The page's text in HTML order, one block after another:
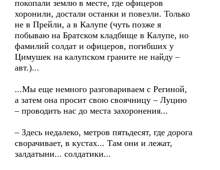
покопали землю в месте, где офицеров
хоронили, достали останки и повезли. Только
не в Прейли, а в Калупе (чуть позже я
побываю на Братском кладбище в Калупе, но
фамилий солдат и офицеров, погибших у
Цимушек на калупском граните не найду –
авт.)...
...Мы еще немного разговариваем с Региной,
а затем она просит свою своячницу – Луцию
– проводить нас до места захоронения...
– Здесь недалеко, метров пятьдесят, где дорога
сворачивает, в кустах... Там они и лежат,
залдатыни... солдатики...